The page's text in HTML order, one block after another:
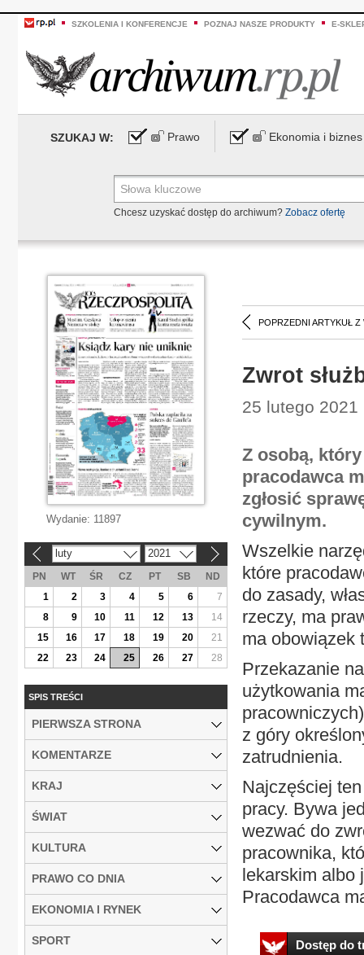
SZKOLENIA I KONFERENCJE POZNAJ NASZE PRODUKTY E-
SZUKAJ W: Prawo Ekonomia i biznes
Chcesz uzyskać dostęp do archiwum? Zobacz ofertę
POPRZEDNI ARTYKUŁ Z
Zwrot
25 lutego 2021
Z osobą,
pracodawca
zgłosić
cywilnym.
Wszelkie
które
do zasady,
rzeczy, ma
ma obowiązek
Przekazanie
użytkowania
z góry
zatrudnienia.
Najczęściej
pracy. Bywa
wezwać do
pracownika,
lekarskim albo
Pracodawca
Dostęp do
Wydanie: 11897
luty 2021
PN WT ŚR CZ PT SB
ND
1
2 3 4 5 6
7
8
9 10 11 12 13
14
15
16 17 18 19 20
21
22
23 24 25 26 27 28
SPIS TREŚCI
PIERWSZA STRONA
KOMENTARZE
KRAJ
ŚWIAT
KULTURA
PRAWO CO DNIA
EKONOMIA I RYNEK
SPORT